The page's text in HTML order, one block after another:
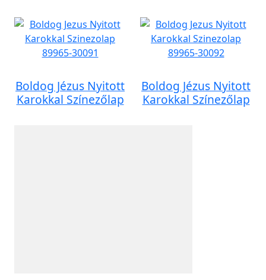
Boldog Jézus Nyitott
Karokkal Színezőlap
Boldog Jézus Nyitott
Karokkal Színezőlap